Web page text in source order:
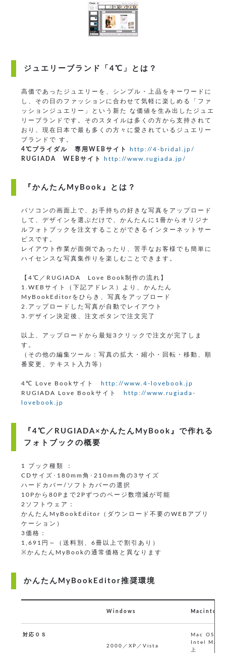
ジュエリーブランド「4℃」とは？
高価であったジュエリーを、シンプル・上品をキーワードに
し、その日のファッションに合わせて気軽に楽しめる「ファ
ッションジュエリー」という新た な価値を生み出したジュエ
リーブランドです。そのスタイルは多くの方から支持されて
おり、現在日本で最も多くの方々に愛されているジュエリー
ブランドで す。
4℃ブライダル 専用WEBサイト
http://4-bridal.jp/
RUGIADA WEBサイト
http://www.rugiada.jp/
『かんたんMyBook』とは？
パソコンの画面上で、お手持ちの好きな写真をアップロード
して、デザインを選ぶだけで、かんたんに1冊からオリジナ
ルフォトブックを注文することができるインターネットサー
ビスです。
レイアウト作業が面倒であったり、苦手なお客様でも簡単に
ハイセンスな写真集作りを楽しむことできます。
【4℃／RUGIADA Love Book制作の流れ】
1.WEBサイト（下記アドレス）より、かんたん
MyBookEditorをひらき、写真をアップロード
2.アップロードした写真が自動でレイアウト
3.デザイン決定後、注文ボタンで注文完了
以上、アップロードから最短3クリックで注文が完了しま
す。
（その他の編集ツール：写真の拡大・縮小・回転・移動、順
番変更、テキスト入力等）
4℃ Love Bookサイト
http://www.4-lovebook.jp
RUGIADA Love Bookサイト
http://www.rugiada-
lovebook.jp
『4℃／RUGIADA×かんたんMyBook』で作れる
フォトブックの概要
1 ブック種類 ：
CDサイズ･180mm角･210mm角の3サイズ
ハードカバー/ソフトカバーの選択
10Pから80Pまで2Pずつのページ数増減が可能
2ソフトウェア：
かんたんMyBookEditor（ダウンロード不要のWEBアプリ
ケーション）
3価格：
1,691円～（送料別、6冊以上で割引あり）
※かんたんMyBookの通常価格と異なります
かんたんMyBookEditor推奨環境
Windows Macintosh
対応ＯＳ
2000／XP／Vista
Mac OS X
Intel Mac
上